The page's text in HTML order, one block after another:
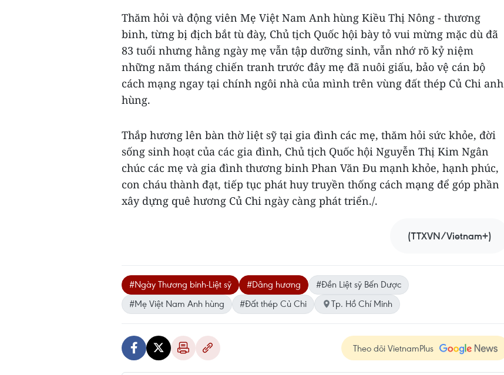
Thăm hỏi và động viên Mẹ Việt Nam Anh hùng Kiều Thị Nông - thương
binh, từng bị địch bắt tù đày, Chủ tịch Quốc hội bày tỏ vui mừng mặc dù đã
83 tuổi nhưng hằng ngày mẹ vẫn tập dưỡng sinh, vẫn nhớ rõ kỷ niệm
những năm tháng chiến tranh trước đây mẹ đã nuôi giấu, bảo vệ cán bộ
cách mạng ngay tại chính ngôi nhà của mình trên vùng đất thép Củ Chi anh
hùng.
Thắp hương lên bàn thờ liệt sỹ tại gia đình các mẹ, thăm hỏi sức khỏe, đời
sống sinh hoạt của các gia đình, Chủ tịch Quốc hội Nguyễn Thị Kim Ngân
chúc các mẹ và gia đình thương binh Phan Văn Đu mạnh khỏe, hạnh phúc,
con cháu thành đạt, tiếp tục phát huy truyền thống cách mạng để góp phần
xây dựng quê hương Củ Chi ngày càng phát triển./.
(TTXVN/Vietnam+)
#Ngày Thương binh-Liệt sỹ #Dâng hương
#Đền Liệt sỹ Bến Dược
#Mẹ Việt Nam Anh hùng
#Đất thép Củ Chi Tp. Hồ Chí Minh
Theo dõi VietnamPlus